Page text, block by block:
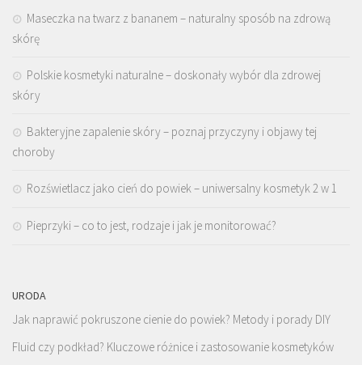
Maseczka na twarz z bananem – naturalny sposób na zdrową
skórę
Polskie kosmetyki naturalne – doskonały wybór dla zdrowej
skóry
Bakteryjne zapalenie skóry – poznaj przyczyny i objawy tej
choroby
Rozświetlacz jako cień do powiek – uniwersalny kosmetyk 2 w 1
Pieprzyki – co to jest, rodzaje i jak je monitorować?
URODA
Jak naprawić pokruszone cienie do powiek? Metody i porady DIY
Fluid czy podkład? Kluczowe różnice i zastosowanie kosmetyków